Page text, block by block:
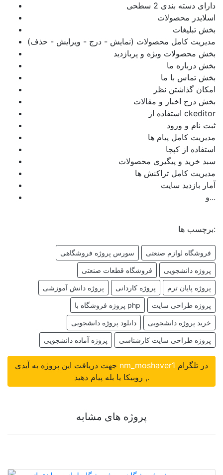
دارای دسته بندی 2 سطحی
اسلایدر محصولات
بخش تبلیغات
مدیریت کامل محصولات (نمایش - درج - ویرایش - حذف)
بخش محصولات ویژه و پربازدید
بخش درباره ما
بخش تماس با ما
امکان گذاشتن نظر
بخش درج اخبار و مقالات
استفاده از ckeditor
ثبت نام و ورود
مدیریت کامل پیام ها
استفاده از کپچا
سبد خرید و پیگیری محصولات
مدیریت کامل تراکنش ها
آمار بازدید سایت
و...
برچسب ها:
سورس پروژه فروشگاهی فروشگاه لوازم صنعتی
فروشگاه قطعات صنعتی پروژه دانشجویی
پروژه دانش آموزشی پروژه کاردانی پروژه پایان ترم
پروژه فروشگاه با php پروژه طراحی سایت
دانلود پروژه دانشجویی خرید پروژه دانشجویی
پروژه آماده دانشجویی پروژه طراحی سایت کارشناسی
nm_moshaver1
, روبیکا یا بله پیام دهید.
پروژه های مشابه